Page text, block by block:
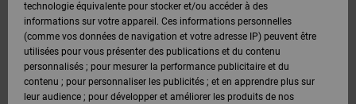
technologie équivalente pour stocker et/ou accéder à des
informations sur votre appareil. Ces informations personnelles
(comme vos données de navigation et votre adresse IP) peuvent être
utilisées pour vous présenter des publications et du contenu
personnalisés ; pour mesurer la performance publicitaire et du
contenu ; pour personnaliser les publicités ; et en apprendre plus sur
leur audience ; pour développer et améliorer les produits de nos